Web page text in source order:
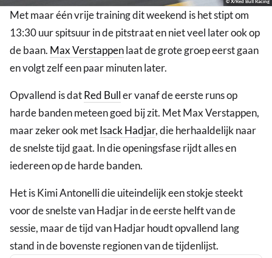
© X/Red Bull Racing
Met maar één vrije training dit weekend is het stipt om
13:30 uur spitsuur in de pitstraat en niet veel later ook op
de baan. Max Verstappenlaat de grote groep eerst gaan
en volgt zelf een paar minuten later.
Opvallend is datRed Buller vanaf de eerste runs op
harde banden meteen goed bij zit. Met Max Verstappen,
maar zeker ook metIsack Hadjar, die herhaaldelijk naar
de snelste tijd gaat. In die openingsfase rijdt alles en
iedereen op de harde banden.
Het is Kimi Antonelli die uiteindelijk een stokje steekt
voor de snelste van Hadjar in de eerste helft van de
sessie, maar de tijd van Hadjar houdt opvallend lang
stand in de bovenste regionen van de tijdenlijst.